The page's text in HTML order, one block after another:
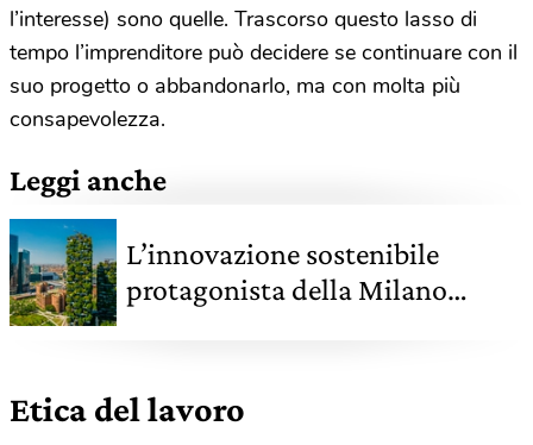
l’interesse) sono quelle. Trascorso questo lasso di
tempo l’imprenditore può decidere se continuare con il
suo progetto o abbandonarlo, ma con molta più
consapevolezza.
Leggi anche
L’innovazione sostenibile
protagonista della Milano
Etica del lavoro